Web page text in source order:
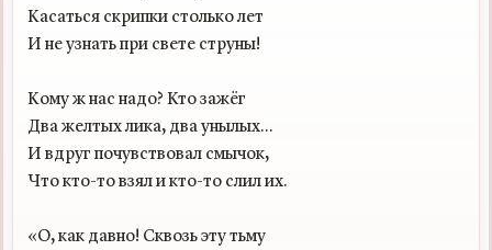
Касаться скрипки столько лет
И не узнать при свете струны!
Кому ж нас надо? Кто зажёг
Два желтых лика, два унылых...
И вдруг почувствовал смычок,
Что кто-то взял и кто-то слил их.
«О, как давно! Сквозь эту тьму